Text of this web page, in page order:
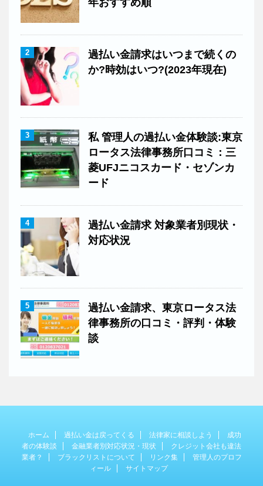
2
過払い金請求はいつまで続くの
か?時効はいつ?(2023年現在)
3
私 管理人の過払い金体験談:東京
ロータス法律事務所口コミ：三
菱UFJニコスカード・セゾンカ
ード
4
過払い金請求 対象業者別現状・
対応状況
5
過払い金請求、東京ロータス法
律事務所の口コミ・評判・体験
談
ホーム 過払い金は戻ってくる 法律家に相談しよう
成功
者の体験談
金融業者別対応状況・現状
クレジット会社も違法
業者？
ブラックリストについて リンク集
管理人のプロフ
ィール
サイトマップ